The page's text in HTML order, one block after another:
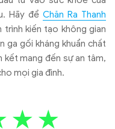
Hãy đểChăn Ra Thanh
trình kiến tạo không gian
ga gối kháng khuẩn chất
kết mang đến sự an tâm,
mọi gia đình.
★ ★